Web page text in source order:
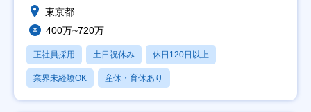
東京都
400万~720万
正社員採用 土日祝休み 休日120日以上
業界未経験OK 産休・育休あり